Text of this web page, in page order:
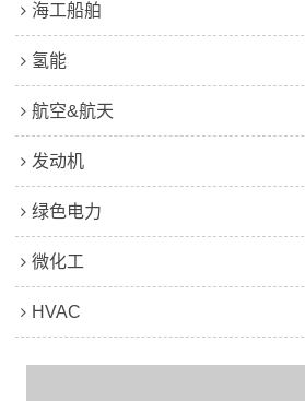
海工船舶
氢能
航空&航天
发动机
绿色电力
微化工
HVAC